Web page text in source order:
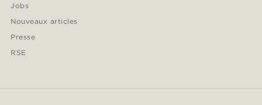
Jobs
Nouveaux articles
Presse
RSE